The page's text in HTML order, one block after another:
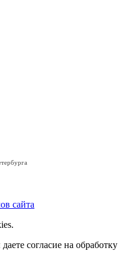
сайта
согласие на обработку